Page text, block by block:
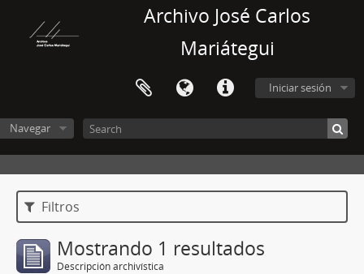
Archivo José Carlos
Mariátegui
Iniciar sesión
Navegar
Filtros
Mostrando 1 resultados
Descripción archivística